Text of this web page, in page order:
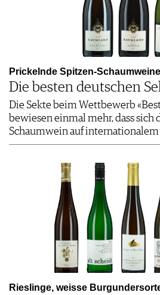
Prickelnde Spitzen-Schaumweine
Die besten deutschen
Die Sekte beim Wettbewerb
bewiesen einmal mehr, dass sich
Schaumwein auf
Rieslinge, weisse